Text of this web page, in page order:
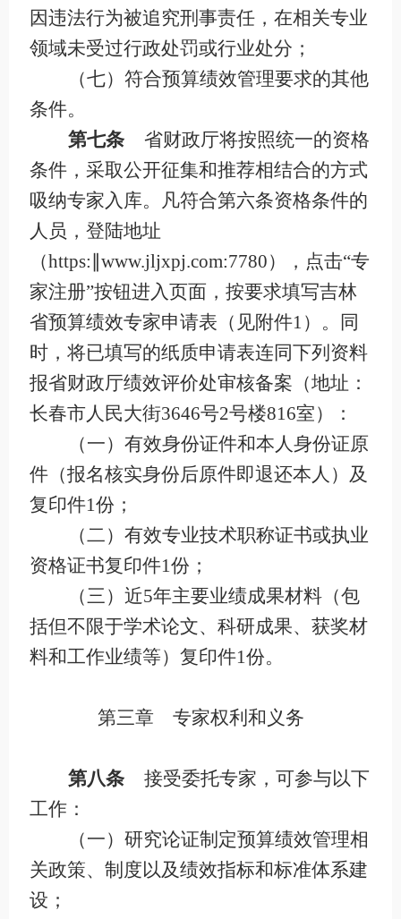
因违法行为被追究刑事责任，在相关专业
领域未受过行政处罚或行业处分；
（七）符合预算绩效管理要求的其他
条件。
第七条
省财政厅将按照统一的资格
条件，采取公开征集和推荐相结合的方式
吸纳专家入库。凡符合第六条资格条件的
人员，登陆地址
（https: www.jljxpj.com:7780），点击“专
家注册”按钮进入页面，按要求填写吉林
省预算绩效专家申请表（见附件1）。同
时，将已填写的纸质申请表连同下列资料
报省财政厅绩效评价处审核备案（地址：
长春市人民大街3646号2号楼816室）：
（一）有效身份证件和本人身份证原
件（报名核实身份后原件即退还本人）及
复印件1份；
（二）有效专业技术职称证书或执业
资格证书复印件1份；
（三）近5年主要业绩成果材料（包
括但不限于学术论文、科研成果、获奖材
料和工作业绩等）复印件1份。
第三章 专家权利和义务
第八条
接受委托专家，可参与以下
工作：
（一）研究论证制定预算绩效管理相
关政策、制度以及绩效指标和标准体系建
设；